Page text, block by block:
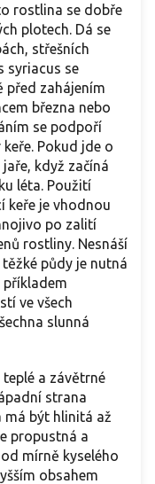
rostlina se dobře
plotech. Dá se
střešních
syriacus se
před zahájením
března nebo
se podpoří
Pokud jde o
když začíná
léta. Použití
keře je vhodnou
po zalití
rostliny. Nesnáší
půdy je nutná
příkladem
ve všech
slunná
teplé a závětrné
strana
má být hlinitá až
propustná a
mírně kyselého
obsahem